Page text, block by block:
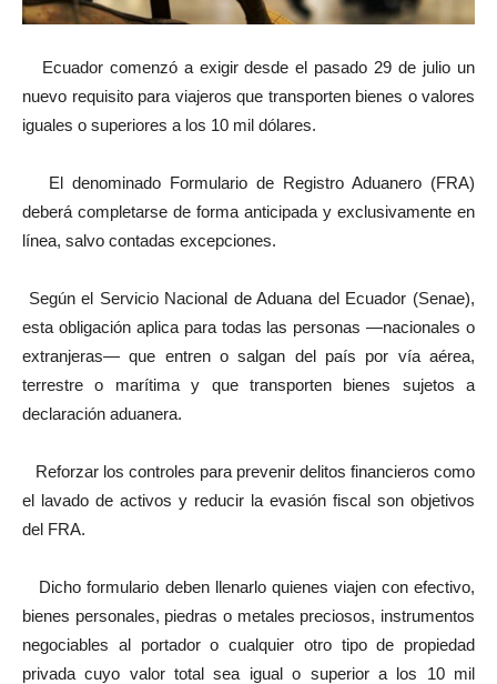
Ecuador comenzó a exigir desde el pasado 29 de julio un
nuevo requisito para viajeros que transporten bienes o valores
iguales o superiores a los 10 mil dólares.
El denominado Formulario de Registro Aduanero (FRA)
deberá completarse de forma anticipada y exclusivamente en
línea, salvo contadas excepciones.
Según el Servicio Nacional de Aduana del Ecuador (Senae),
esta obligación aplica para todas las personas —nacionales o
extranjeras— que entren o salgan del país por vía aérea,
terrestre o marítima y que transporten bienes sujetos a
declaración aduanera.
Reforzar los controles para prevenir delitos financieros como
el lavado de activos y reducir la evasión fiscal son objetivos
del FRA.
Dicho formulario deben llenarlo quienes viajen con efectivo,
bienes personales, piedras o metales preciosos, instrumentos
negociables al portador o cualquier otro tipo de propiedad
privada cuyo valor total sea igual o superior a los 10 mil